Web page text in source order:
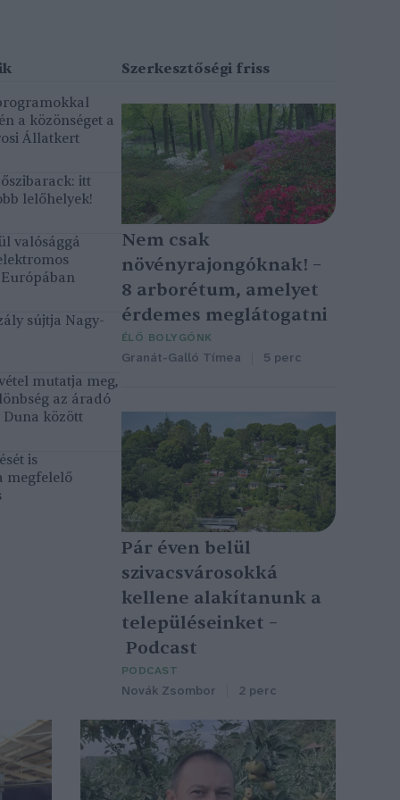
a közönséget a
Állatkert
itt
lelőhelyek!
valósággá
sújtja Nagy-
mutatja meg,
az áradó
Duna között
is
megfelelő
Nem csak
növényrajongóknak! –
8 arborétum, amelyet
érdemes meglátogatni
ÉLŐ BOLYGÓNK
Granát-Galló Tímea 5 perc
Pár éven belül
szivacsvárosokká
kellene alakítanunk a
településeinket –
Podcast
PODCAST
Novák Zsombor 2 perc